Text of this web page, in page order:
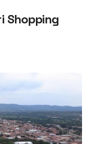
Shopping